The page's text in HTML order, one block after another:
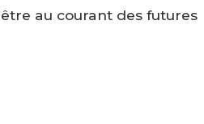
au courant des futures